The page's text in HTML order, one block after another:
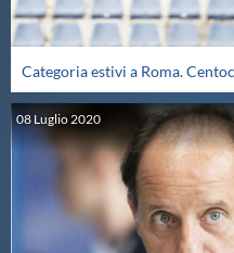
Salvamento
Master
Formazione
Categoria estivi a Roma.
08 Luglio 2020